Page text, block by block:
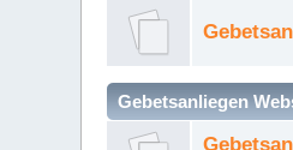
Gebetsanliegen